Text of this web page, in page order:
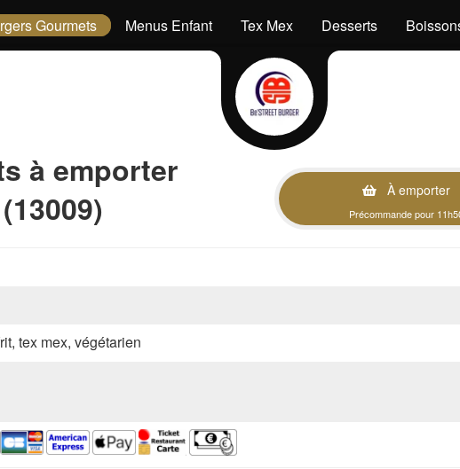
Gourmets Menus Enfant Tex Mex Desserts
à emporter
À emporter
Précommande pour
tex mex, végétarien